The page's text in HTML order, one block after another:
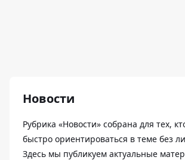
Новости
Рубрика «Новости» собрана для тех,
быстро ориентироваться в теме без
Здесь мы публикуем актуальные